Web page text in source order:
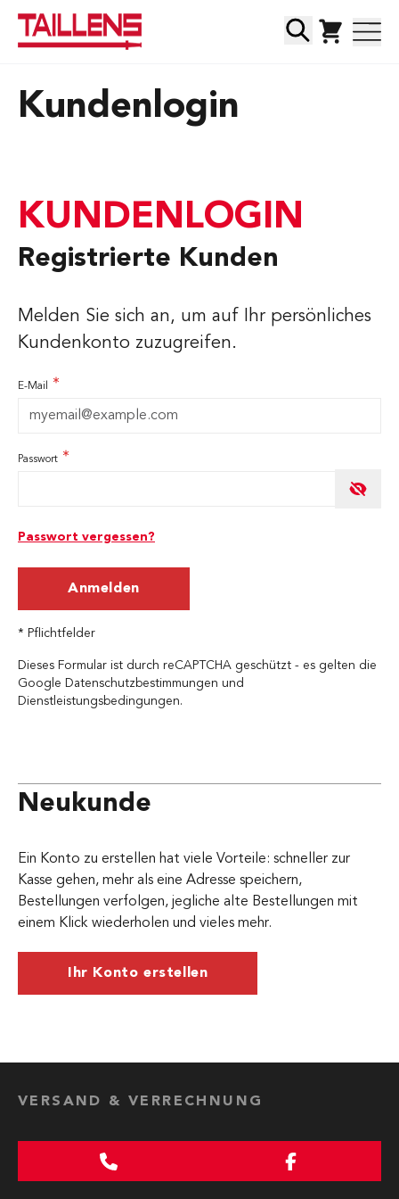
Suche
Kundenlogin
KUNDENLOGIN
Neukunde
Ein Konto zu erstellen hat viele Vorteile: schneller zur
Kasse gehen, mehr als eine Adresse speichern,
Bestellungen verfolgen, jegliche alte Bestellungen mit
einem Klick wiederholen und vieles mehr.
Ihr Konto erstellen
Registrierte Kunden
Melden Sie sich an, um auf Ihr persönliches
Kundenkonto zuzugreifen.
E-Mail
Passwort
Passwort vergessen?
Anmelden
* Pflichtfelder
Dieses Formular ist durch reCAPTCHA geschützt - es gelten die
Google Datenschutzbestimmungen und
Dienstleistungsbedingungen.
VERSAND & VERRECHNUNG